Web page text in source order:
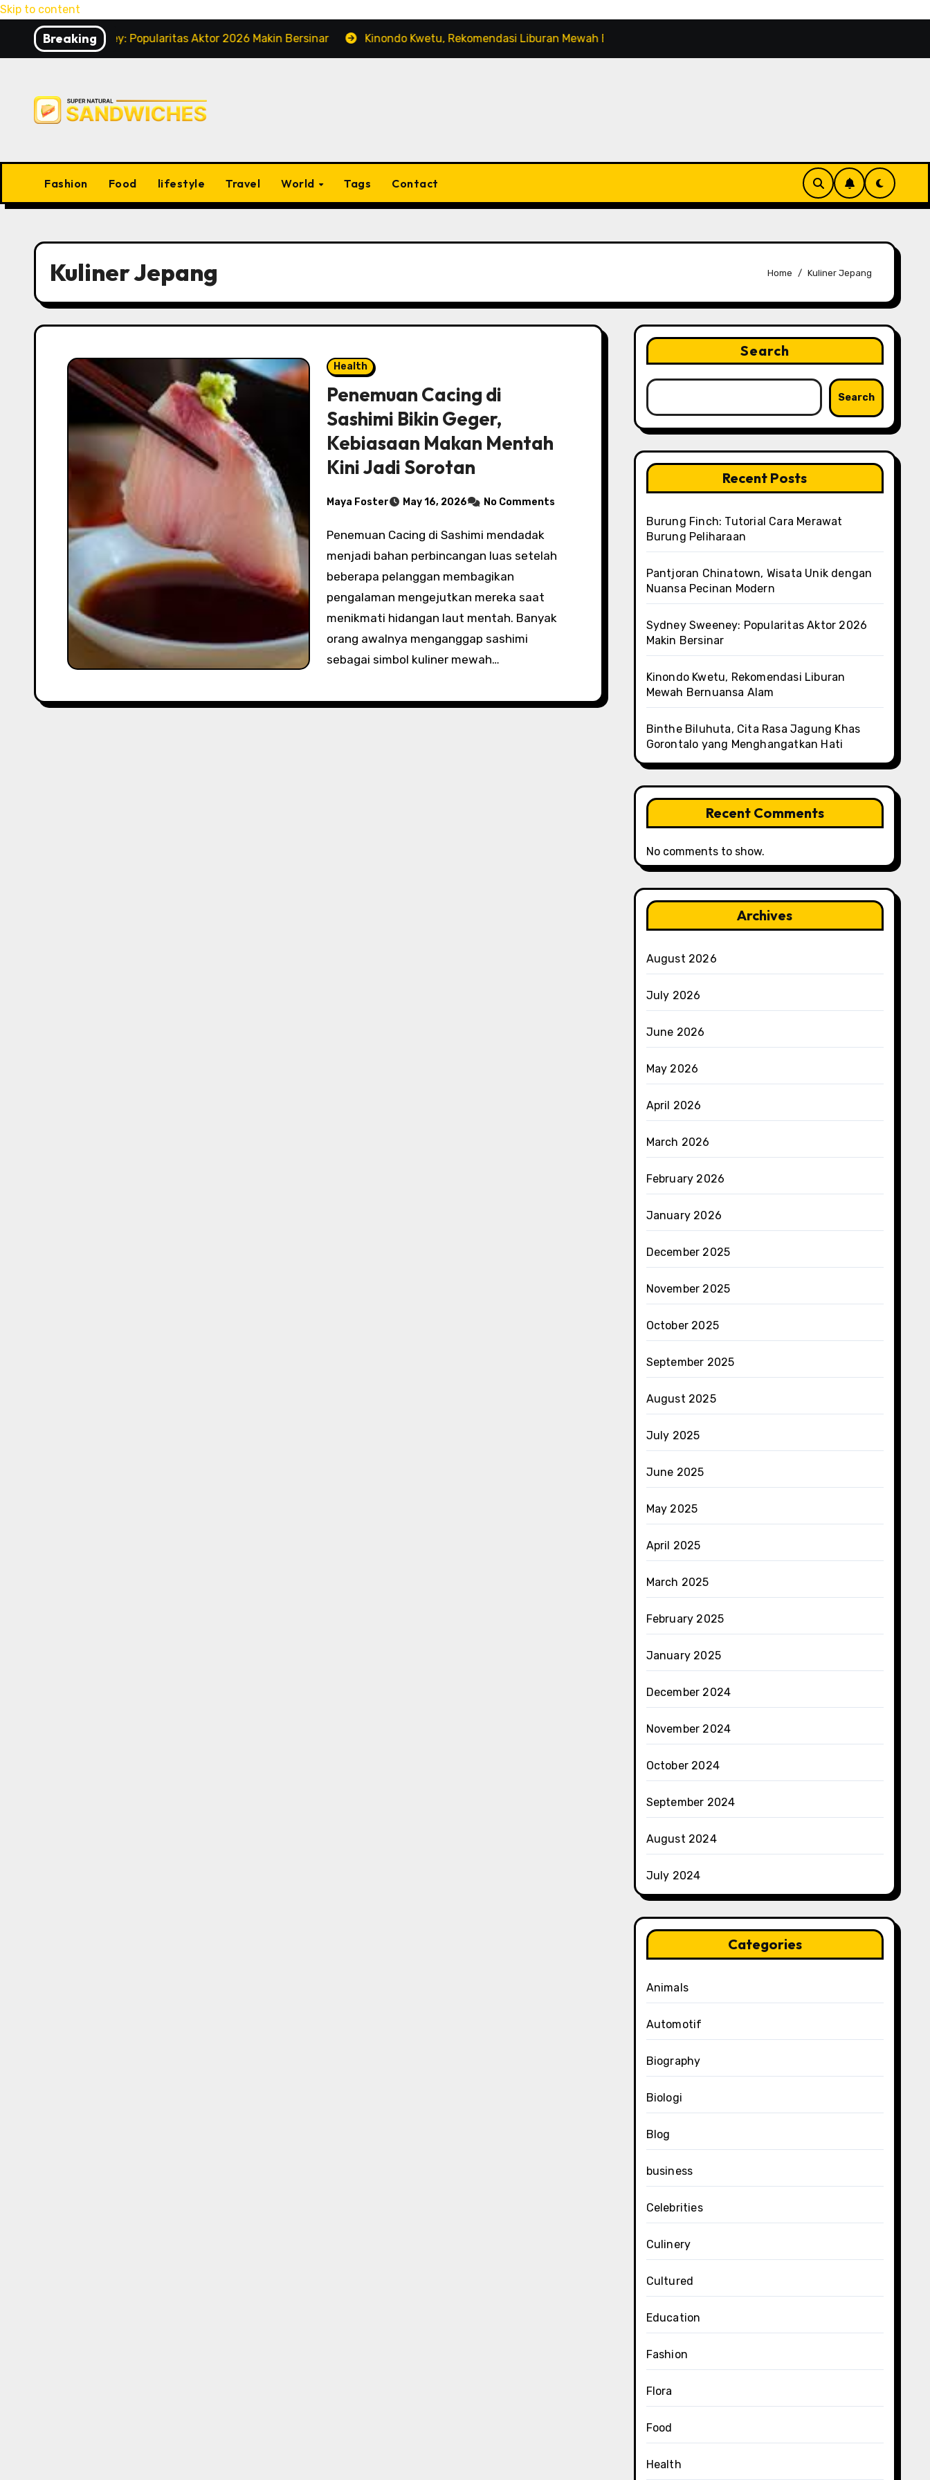
Skip to content
Breaking
Sweeney: Popularitas Aktor 2026 Makin Bersinar Kinondo Kwetu, Rekomendasi Liburan Mewah Bernuansa Alam
Fashion Food lifestyle Travel World Tags Contact
Kuliner Jepang Home Kuliner Jepang
Health
Penemuan Cacing di
Sashimi Bikin Geger,
Kebiasaan Makan Mentah
Kini Jadi Sorotan
Maya Foster May 16, 2026 No Comments
Penemuan Cacing di Sashimi mendadak
menjadi bahan perbincangan luas setelah
beberapa pelanggan membagikan
pengalaman mengejutkan mereka saat
menikmati hidangan laut mentah. Banyak
orang awalnya menganggap sashimi
sebagai simbol kuliner mewah…
Search
Search
Recent Posts
Burung Finch: Tutorial Cara Merawat
Burung Peliharaan
Pantjoran Chinatown, Wisata Unik dengan
Nuansa Pecinan Modern
Sydney Sweeney: Popularitas Aktor 2026
Makin Bersinar
Kinondo Kwetu, Rekomendasi Liburan
Mewah Bernuansa Alam
Binthe Biluhuta, Cita Rasa Jagung Khas
Gorontalo yang Menghangatkan Hati
Recent Comments
No comments to show.
Archives
August 2026
July 2026
June 2026
May 2026
April 2026
March 2026
February 2026
January 2026
December 2025
November 2025
October 2025
September 2025
August 2025
July 2025
June 2025
May 2025
April 2025
March 2025
February 2025
January 2025
December 2024
November 2024
October 2024
September 2024
August 2024
July 2024
Categories
Animals
Automotif
Biography
Biologi
Blog
business
Celebrities
Culinery
Cultured
Education
Fashion
Flora
Food
Health